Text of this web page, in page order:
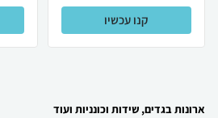
קנו עכשיו
ארונות בגדים, שידות וכונניות ועוד